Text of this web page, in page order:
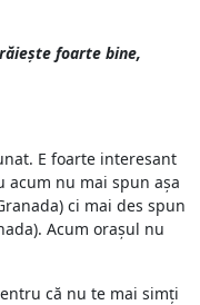
foarte bine,
E foarte interesant
acum nu mai spun așa
ci mai des spun
Acum orașul nu
că nu te mai simți